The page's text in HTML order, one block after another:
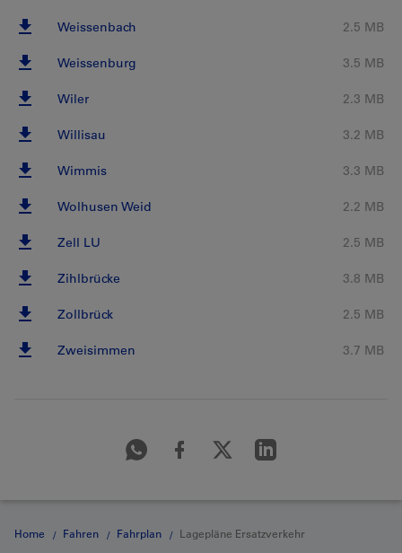
2.5 MB
Weissenbach
3.5 MB
Weissenburg
2.3 MB
Wiler
3.2 MB
Willisau
3.3 MB
Wimmis
2.2 MB
Wolhusen Weid
2.5 MB
Zell LU
3.8 MB
Zihlbrücke
2.5 MB
Zollbrück
3.7 MB
Zweisimmen
Home Fahren Fahrplan Lagepläne Ersatzverkehr